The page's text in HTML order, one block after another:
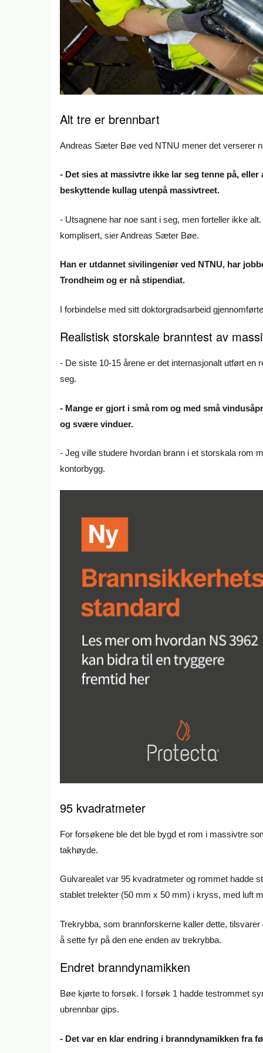
Alt tre er brennbart
Andreas Sæter Bøe ved NTNU mener det verserer
- Det sies at massivtre ikke lar seg tenne på,
beskyttende kullag utenpå massivtreet.
- Utsagnene har noe sant i seg, men forteller ikke
komplisert, sier Andreas Sæter Bøe.
Han er utdannet sivilingeniør ved NTNU, har
Trondheim og er nå stipendiat.
I forbindelse med sitt doktorgradsarbeid
Realistisk storskale branntest av
- De siste 10-15 årene er det internasjonalt utført
seg.
- Mange er gjort i små rom og med små
og svære vinduer.
- Jeg ville studere hvordan brann i et storskala rom
kontorbygg.
95 kvadratmeter
For forsøkene ble det ble bygd et rom i massivtre
takhøyde.
Gulvarealet var 95 kvadratmeter og rommet hadde
stablet trelekter (50 mm x 50 mm) i kryss, med luft
Trekrybba, som brannforskerne kaller dette,
å sette fyr på den ene enden av trekrybba.
Endret branndynamikken
Bøe kjørte to forsøk. I forsøk 1 hadde testrommet
ubrennbar gips.
- Det var en klar endring i branndynamikken fra